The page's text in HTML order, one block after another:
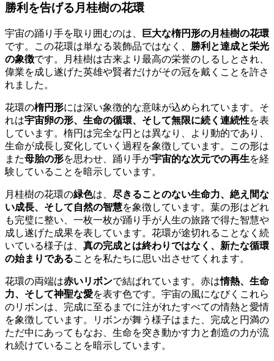
勝利を告げる月桂樹の花環
宇宙の踊り手を取り囲むのは、
巨大な楕円形の月桂樹の花環
です。この花環は単なる装飾品ではなく、 勝利と達成と栄光
の象徴です。月桂樹は古来より最高の栄誉のしるしとされ、
偉業を成し遂げた英雄や賢者だけがその冠を戴くことを許さ
れました。
花環の楕円形には深い象徴的な意味が込められています。そ
れは宇宙卵の形、生命の循環、そして無限に続く連続性を表
しています。楕円は完全な円とは異なり、より動的であり、
生命が成長し変化していく過程を象徴しています。この形は
また母胎の形を思わせ、踊り手が宇宙的な次元での再生を経
験していることを暗示しています。
月桂樹の花環の緑色は、 尽きることのない生命力、絶え間な
い成長、そして自然の智慧を象徴しています。葉の形はどれ
も完璧に整い、一枚一枚が踊り手が人生の旅路で得た智慧や
成し遂げた成果を表しています。花環が途切れることなく続
いている様子は、 真の完成とは終わりではなく、新たな循環
の始まりであることを私たちに思い出させてくれます。
花環の両端は赤いリボンで結ばれています。赤は情熱、生命
力、そして神聖な愛を表す色です。宇宙の風になびくこれら
のリボンは、完成に至るまでに注がれたすべての情熱と愛情
を象徴しています。リボンが舞う様子はまた、完成と円満の
ただ中にあってもなお、生命を突き動かす力と創造の力が流
れ続けていることを暗示しています。